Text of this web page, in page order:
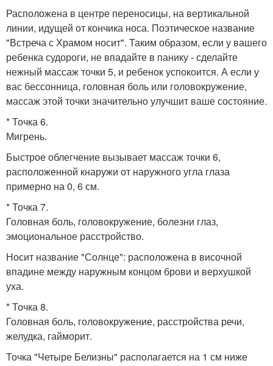
Расположена в центре переносицы, на вертикальной
линии, идущей от кончика носа. Поэтическое название
"Встреча с Храмом носит". Таким образом, если у вашего
ребенка судороги, не впадайте в панику - сделайте
нежный массаж точки 5, и ребенок успокоится. А если у
вас бессонница, головная боль или головокружение,
массаж этой точки значительно улучшит ваше состояние.
* Точка 6.
Мигрень.
Быстрое облегчение вызывает массаж точки 6,
расположенной кнаружи от наружного угла глаза
примерно на 0, 6 см.
* Точка 7.
Головная боль, головокружение, болезни глаз,
эмоциональное расстройство.
Носит название "Солнце": расположена в височной
впадине между наружным концом брови и верхушкой
уха.
* Точка 8.
Головная боль, головокружение, расстройства речи,
желудка, гайморит.
Точка "Четыре Белизны" располагается на 1 см ниже